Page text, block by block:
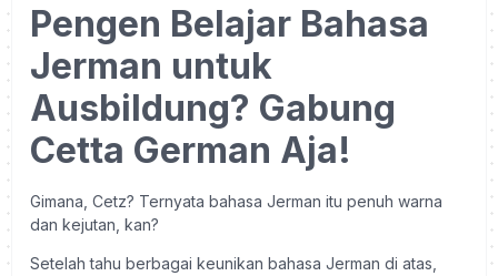
Pengen Belajar Bahasa
Jerman untuk
Ausbildung? Gabung
Cetta German Aja!
Gimana, Cetz? Ternyata bahasa Jerman itu penuh warna
dan kejutan, kan?
Setelah tahu berbagai keunikan bahasa Jerman di atas,